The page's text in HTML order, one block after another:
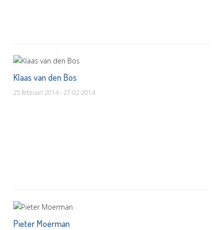
Klaas van den Bos
25 februari 2014 - 27-02-2014
Pieter Moerman